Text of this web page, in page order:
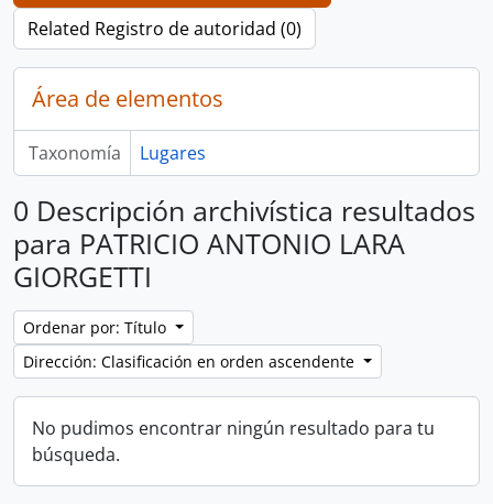
Related Registro de autoridad (0)
Área de elementos
Taxonomía Lugares
0 Descripción archivística resultados
para PATRICIO ANTONIO LARA
GIORGETTI
Ordenar por: Título
Dirección: Clasificación en orden ascendente
No pudimos encontrar ningún resultado para tu
búsqueda.